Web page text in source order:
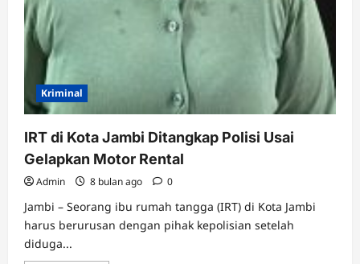
Kriminal
IRT di Kota Jambi Ditangkap Polisi Usai
Gelapkan Motor Rental
Admin 8 bulan ago 0
Jambi – Seorang ibu rumah tangga (IRT) di Kota Jambi
harus berurusan dengan pihak kepolisian setelah
diduga...